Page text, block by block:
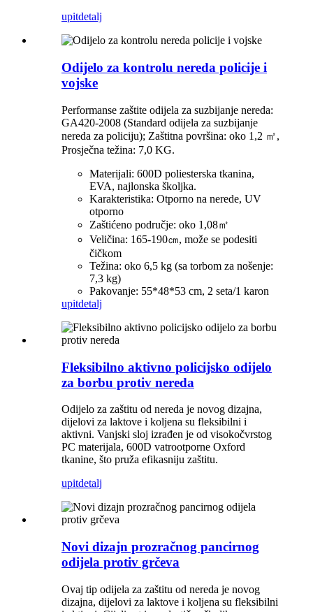
upitdetalj
Odijelo za kontrolu nereda policije i
vojske
Performanse zaštite odijela za suzbijanje nereda:
GA420-2008 (Standard odijela za suzbijanje
nereda za policiju); Zaštitna površina: oko 1,2 ㎡,
Prosječna težina: 7,0 KG.
Materijali: 600D poliesterska tkanina,
EVA, najlonska školjka.
Karakteristika: Otporno na nerede, UV
otporno
Zaštićeno područje: oko 1,08㎡
Veličina: 165-190㎝, može se podesiti
čičkom
Težina: oko 6,5 kg (sa torbom za nošenje:
7,3 kg)
Pakovanje: 55*48*53 cm, 2 seta/1 karon
upitdetalj
Fleksibilno aktivno policijsko odijelo
za borbu protiv nereda
Odijelo za zaštitu od nereda je novog dizajna,
dijelovi za laktove i koljena su fleksibilni i
aktivni. Vanjski sloj izrađen je od visokočvrstog
PC materijala, 600D vatrootporne Oxford
tkanine, što pruža efikasniju zaštitu.
upitdetalj
Novi dizajn prozračnog pancirnog
odijela protiv grčeva
Ovaj tip odijela za zaštitu od nereda je novog
dizajna, dijelovi za laktove i koljena su fleksibilni